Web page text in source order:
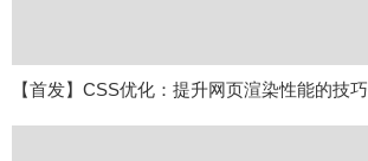
【首发】CSS优化：提升网页渲染性能的技巧